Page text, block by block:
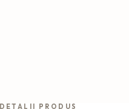
DETALII PRODUS